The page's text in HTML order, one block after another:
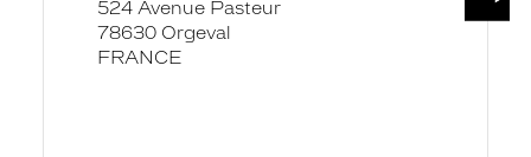
524 Avenue Pasteur
78630 Orgeval
FRANCE